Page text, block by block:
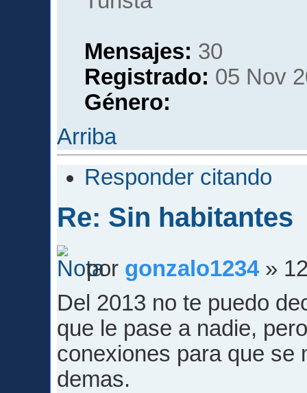
Mensajes: 30
Registrado: 05 Nov
Género:
Arriba
Responder citando
Re: Sin habitantes
por gonzalo1234»
Del 2013 no te puedo
que le pase a nadie,
conexiones para que se
demas.